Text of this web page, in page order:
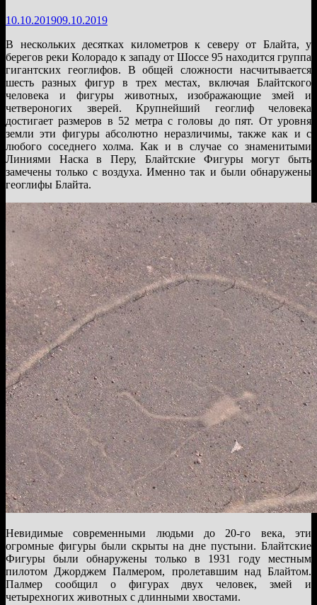
10.10.201909.10.2019
В нескольких десятках километров к северу от Блайта, у
берегов реки Колорадо к западу от Шоссе 95 находится группа
гигантских геоглифов. В общей сложности насчитывается
шесть разных фигур в трех местах, включая Блайтского
человека и фигуры животных, изображающие змей и
четвероногих зверей. Крупнейший геоглиф человека
достигает размеров в 52 метра с головы до пят. От уровня
земли эти фигуры абсолютно неразличимы, также как и с
любого соседнего холма. Как и в случае со знаменитыми
Линиями Наска в Перу, Блайтские Фигуры могут быть
замечены только с воздуха. Именно так и были обнаружены
геоглифы Блайта.
Невидимые современными людьми до 20-го века, эти
огромные фигуры были скрыты на дне пустыни. Блайтские
Фигуры были обнаружены только в 1931 году местным
пилотом Джорджем Палмером, пролетавшим над Блайтом.
Палмер сообщил о фигурах двух человек, змей и
четырехногих животных с длинными хвостами.